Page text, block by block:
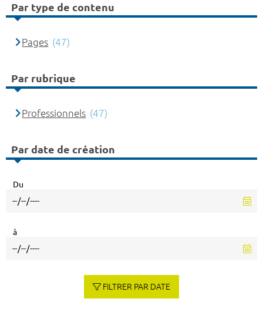
Par type de contenu
Pages (47)
Par rubrique
Professionnels (47)
Par date de création
Du
à
FILTRER PAR DATE